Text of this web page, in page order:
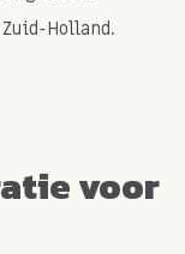
Holland.
voor